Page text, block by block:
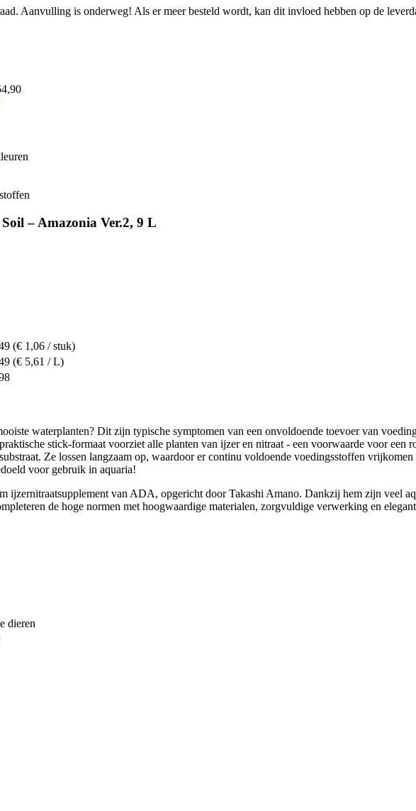
Aanvulling is onderweg! Als er meer besteld wordt, kan dit invloed hebben op de
– Amazonia Ver.2, 9 L
(€ 1,06 / stuk)
(€ 5,61 / L)
waterplanten? Dit zijn typische symptomen van een onvoldoende toevoer van
stick-formaat voorziet alle planten van ijzer en nitraat - een voorwaarde voor een
Ze lossen langzaam op, waardoor er continu voldoende voedingsstoffen
voor gebruik in aquaria!
ijzernitraatsupplement van ADA, opgericht door Takashi Amano. Dankzij hem zijn veel
de hoge normen met hoogwaardige materialen, zorgvuldige verwerking en
dieren